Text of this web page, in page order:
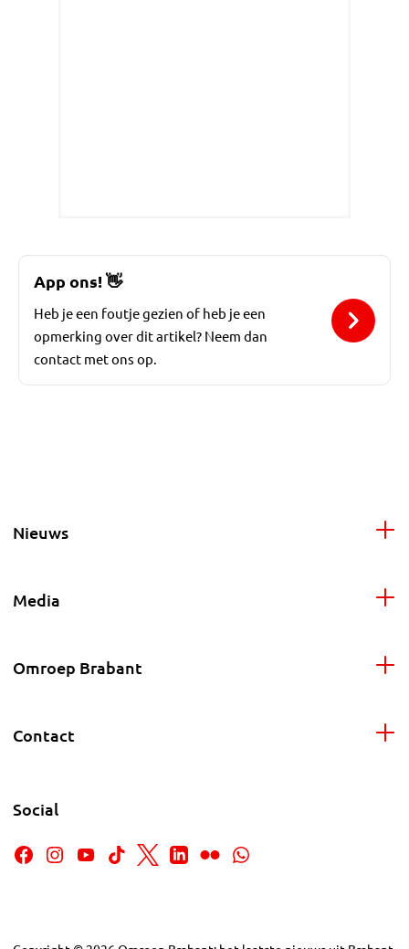
App ons!👋
Heb je een foutje gezien of heb je een
opmerking over dit artikel? Neem dan
contact met ons op.
Nieuws
Media
Omroep Brabant
Contact
Social